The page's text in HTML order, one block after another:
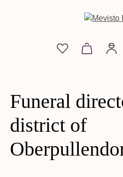
You have 0
Funeral
district of